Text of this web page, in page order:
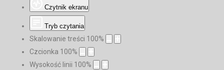
Czytnik ekranu
Tryb czytania
Skalowanie treści 100%
Czcionka 100%
Wysokość linii 100%